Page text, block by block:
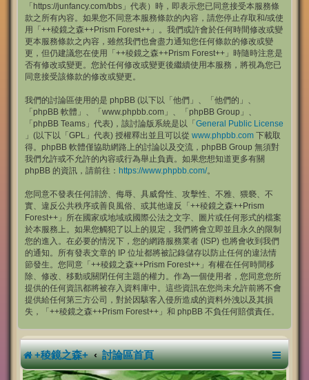
「https://junfancy.com/bbs」代表）時，即表示您已同意接受本服務條
款之所有內容。如果您不同意本服務條款的內容，請您停止存取和/或使
用「++稜鏡之森++Prism Forest++」。我們或許會於任何時間修改或變
更本服務條款之內容，雖然我們也會盡力通知您任何條款的修改或變
更，但仍建議您在使用「++稜鏡之森++Prism Forest++」時隨時注意是
否有修改或變更。您於任何修改或變更後繼續使用本服務，將視為您已
同意接受該條款的修改或變更。
我們的討論區使用的是 phpBB (以下以「他們」、「他們的」、
「phpBB 軟體」、「www.phpbb.com」、「phpBB Group」、
「phpBB Teams」代表)，該討論版系統是以「General Public License
」(以下以「GPL」代表) 授權釋出並且可以從 www.phpbb.com 下載取
得。phpBB 軟體僅協助網路上的討論以及交流，phpBB Group 無須對
我們允許或不允許的內容或行為舉止負責。如果您想知道更多有關
phpBB 的資訊，請前往： https://www.phpbb.com/。
您同意不發表任何誹謗、侮辱、具威脅性、攻擊性、不雅、猥褻、不
實、違反公共秩序或善良風俗、或其他違反「++稜鏡之森++Prism
Forest++」所在國家或地域或國際公法之文字、圖片或任何形式的檔案
於本服務上。如果您觸犯了以上的規定，我們將會立即並且永久的限制
您的進入。在必要的情況下，您的網路服務業者 (ISP) 也將會收到我們
的通知。所有發表文章的 IP 位址都將被記錄儲存以防止任何的違法情
節發生。您同意「++稜鏡之森++Prism Forest++」有權在任何時間移
除、修改、移動或關閉任何主題的權力。作為一個使用者，您同意您所
提供的任何資訊都將被存入資料庫中。這些資訊在您尚未允許前將不會
提供給任何第三方公司，對於因駭客入侵所造成的資料外洩以及其損
失，「++稜鏡之森++Prism Forest++」和 phpBB 不負任何賠償責任。
+稜鏡之森+ 討論區首頁